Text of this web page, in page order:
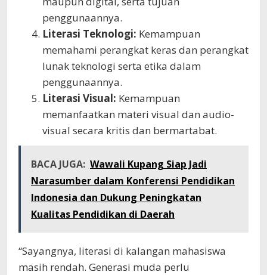
penggunaannya.
Literasi Teknologi: Kemampuan
memahami perangkat keras dan perangkat
lunak teknologi serta etika dalam
penggunaannya.
Literasi Visual: Kemampuan
memanfaatkan materi visual dan audio-
visual secara kritis dan bermartabat.
BACA JUGA: Wawali Kupang Siap Jadi
Narasumber dalam Konferensi Pendidikan
Indonesia dan Dukung Peningkatan
Kualitas Pendidikan di Daerah
“Sayangnya, literasi di kalangan mahasiswa
masih rendah. Generasi muda perlu